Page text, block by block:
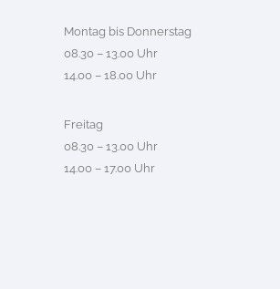
Montag bis Donnerstag
08.30 – 13.00 Uhr
14.00 – 18.00 Uhr
Freitag
08.30 – 13.00 Uhr
14.00 – 17.00 Uhr